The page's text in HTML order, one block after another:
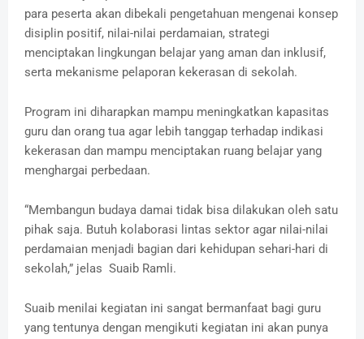
para peserta akan dibekali pengetahuan mengenai konsep
disiplin positif, nilai-nilai perdamaian, strategi
menciptakan lingkungan belajar yang aman dan inklusif,
serta mekanisme pelaporan kekerasan di sekolah.
Program ini diharapkan mampu meningkatkan kapasitas
guru dan orang tua agar lebih tanggap terhadap indikasi
kekerasan dan mampu menciptakan ruang belajar yang
menghargai perbedaan.
“Membangun budaya damai tidak bisa dilakukan oleh satu
pihak saja. Butuh kolaborasi lintas sektor agar nilai-nilai
perdamaian menjadi bagian dari kehidupan sehari-hari di
sekolah,” jelas Suaib Ramli.
Suaib menilai kegiatan ini sangat bermanfaat bagi guru
yang tentunya dengan mengikuti kegiatan ini akan punya